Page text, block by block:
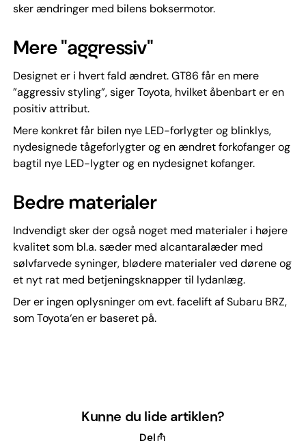
sker ændringer med bilens boksermotor.
Mere "aggressiv"
Designet er i hvert fald ændret. GT86 får en mere
”aggressiv styling”, siger Toyota, hvilket åbenbart er en
positiv attribut.
Mere konkret får bilen nye LED-forlygter og blinklys,
nydesignede tågeforlygter og en ændret forkofanger og
bagtil nye LED-lygter og en nydesignet kofanger.
Bedre materialer
Indvendigt sker der også noget med materialer i højere
kvalitet som bl.a. sæder med alcantaralæder med
sølvfarvede syninger, blødere materialer ved dørene og
et nyt rat med betjeningsknapper til lydanlæg.
Der er ingen oplysninger om evt. facelift af Subaru BRZ,
som Toyota‘en er baseret på.
Kunne du lide artiklen?
Del